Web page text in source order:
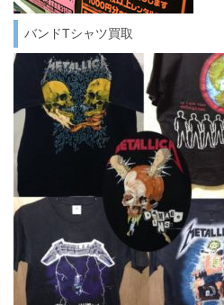
バンドTシャツ買取